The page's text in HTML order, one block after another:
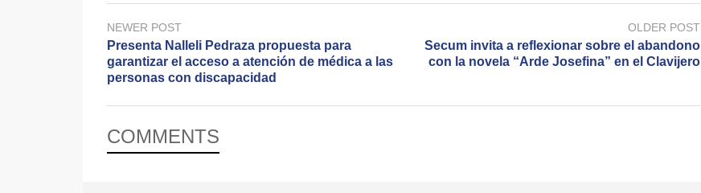
NEWER POST
Presenta Nalleli Pedraza propuesta para
garantizar el acceso a atención de médica a las
personas con discapacidad
OLDER POST
Secum invita a reflexionar sobre el abandono
con la novela “Arde Josefina” en el Clavijero
COMMENTS